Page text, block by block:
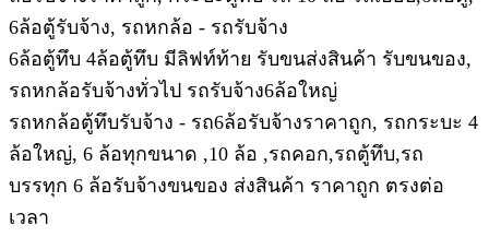
6ล้อตู้รับจ้าง, รถหกล้อ - รถรับจ้าง
6ล้อตู้ทึบ 4ล้อตู้ทึบ มีลิฟท์ท้าย รับขนส่งสินค้า รับขนของ,
รถหกล้อรับจ้างทั่วไป รถรับจ้าง6ล้อใหญ่
รถหกล้อตู้ทึบรับจ้าง - รถ6ล้อรับจ้างราคาถูก, รถกระบะ 4
ล้อใหญ่, 6 ล้อทุกขนาด ,10 ล้อ ,รถคอก,รถตู้ทึบ,รถ
บรรทุก 6 ล้อรับจ้างขนของ ส่งสินค้า ราคาถูก ตรงต่อ
เวลา